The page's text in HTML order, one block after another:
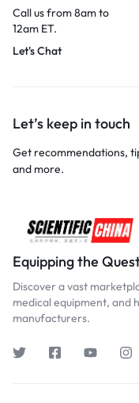
Call us from 8am to
12am ET.
Let's Chat
Let’s keep in touch
Get recommendations,
and more.
Equipping the
Discover a vast
medical equipment, and
manufacturers.